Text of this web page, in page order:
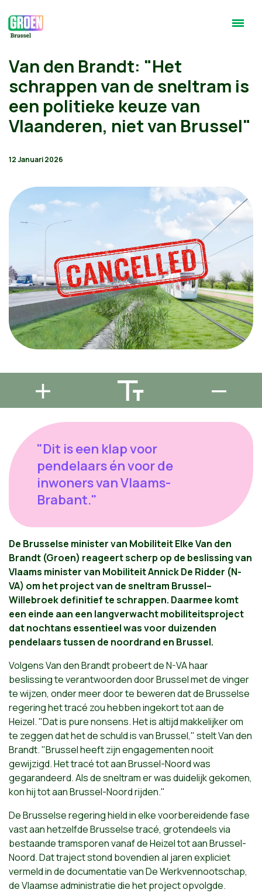
Van den Brandt: "Het
schrappen van de sneltram is
een politieke keuze van
Vlaanderen, niet van Brussel"
12 Januari 2026
"Dit is een klap voor
pendelaars én voor de
inwoners van Vlaams-
Brabant."
De Brusselse minister van Mobiliteit Elke Van den
Brandt (Groen) reageert scherp op de beslissing van
Vlaams minister van Mobiliteit Annick De Ridder (N-
VA) om het project van de sneltram Brussel–
Willebroek definitief te schrappen. Daarmee komt
een einde aan een langverwacht mobiliteitsproject
dat nochtans essentieel was voor duizenden
pendelaars tussen de noordrand en Brussel.
Volgens Van den Brandt probeert de N-VA haar
beslissing te verantwoorden door Brussel met de vinger
te wijzen, onder meer door te beweren dat de Brusselse
regering het tracé zou hebben ingekort tot aan de
Heizel. "Dat is pure nonsens. Het is altijd makkelijker om
te zeggen dat het de schuld is van Brussel," stelt Van den
Brandt. "Brussel heeft zijn engagementen nooit
gewijzigd. Het tracé tot aan Brussel-Noord was
gegarandeerd. Als de sneltram er was duidelijk gekomen,
kon hij tot aan Brussel-Noord rijden."
De Brusselse regering hield in elke voorbereidende fase
vast aan hetzelfde Brusselse tracé, grotendeels via
bestaande tramsporen vanaf de Heizel tot aan Brussel-
Noord. Dat traject stond bovendien al jaren expliciet
vermeld in de documentatie van De Werkvennootschap,
de Vlaamse administratie die het project opvolgde.